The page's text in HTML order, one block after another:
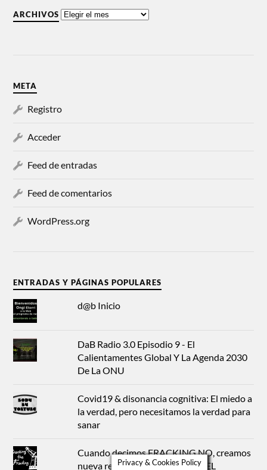
ARCHIVOS
META
Registro
Acceder
Feed de entradas
Feed de comentarios
WordPress.org
ENTRADAS Y PÁGINAS POPULARES
d@b Inicio
DaB Radio 3.0 Episodio 9 - El
Calientamentes Global Y La Agenda 2030
De La ONU
Covid19 & disonancia cognitiva: El miedo a
la verdad, pero necesitamos la verdad para
sanar
Cuando decimos FRACKING NO, creamos
nueva realidad: LA QUIEBRA DEL
Privacy & Cookies Policy